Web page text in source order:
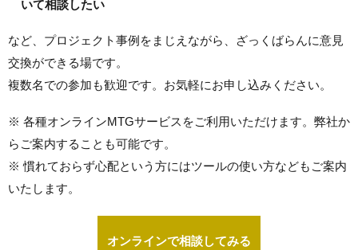
いて相談したい
など、プロジェクト事例をまじえながら、ざっくばらんに意見
交換ができる場です。
複数名での参加も歓迎です。お気軽にお申し込みください。
※ 各種オンラインMTGサービスをご利用いただけます。弊社か
らご案内することも可能です。
※ 慣れておらず心配という方にはツールの使い方などもご案内
いたします。
オンラインで相談してみる